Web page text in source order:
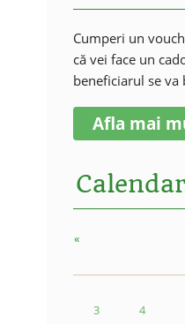
Cumperi un
că vei face un
beneficiarul se
Afla mai
Calendar
«
3
4